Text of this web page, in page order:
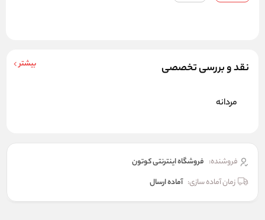
نقد و بررسی تخصصی بیشتر
مردانه
فروشنده: فروشگاه اینترنتی کوتون
زمان آماده سازی: آماده ارسال